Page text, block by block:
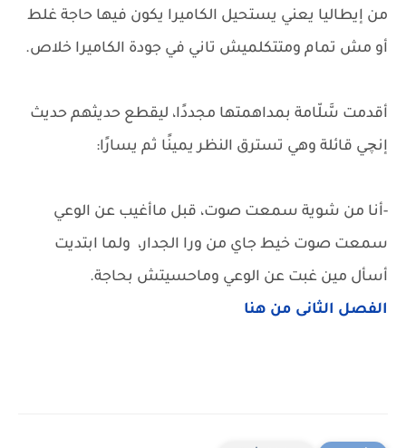
من إيطاليا يعني يستحيل الكاميرا يكون فيها حاجة غلط
أو مش تمام ومتتكلميش تاني في جودة الكاميرا خلاص.
أقدمت سَّلّامة بمداهمتها مجددًا، ليقطع حديثهم حديث
إنچي قائلة وهي تسترق النظر يمينًا ثم يسارًا:
-أنا من شوية سمعت صوت، قبل ماأغيب عن الوعي
سمعت صوت خيط جاي من ورا الجدار، ولما ابتديت
أسأل مين غبت عن الوعي وماحسيتش بحاجة.
الفصل الثانى من هنا